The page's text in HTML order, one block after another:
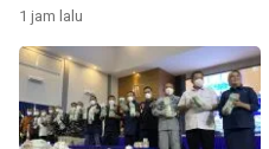
1 jam lalu